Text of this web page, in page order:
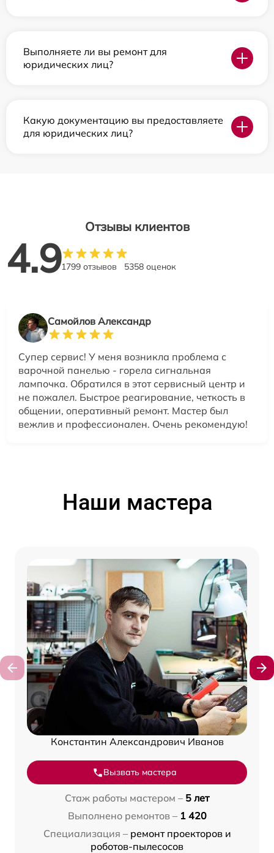
Выполняете ли вы ремонт для
юридических лиц?
Какую документацию вы предоставляете
для юридических лиц?
Отзывы клиентов
4.91799 отзывов 5358 оценок
Самойлов Александр
Супер сервис! У меня возникла проблема с
варочной панелью - горела сигнальная
лампочка. Обратился в этот сервисный центр и
не пожалел. Быстрое реагирование, четкость в
общении, оперативный ремонт. Мастер был
вежлив и профессионален. Очень рекомендую!
Наши мастера
Константин Александрович Иванов
Вызвать мастера
Стаж работы мастером – 5 лет
Выполнено ремонтов – 1 420
Специализация – ремонт проекторов и
роботов-пылесосов